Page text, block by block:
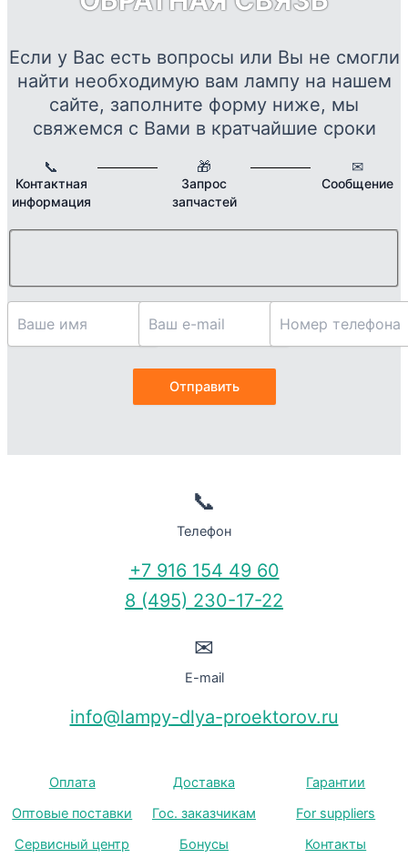
Если у Вас есть вопросы или Вы не смогли
найти необходимую вам лампу на нашем
сайте, заполните форму ниже, мы
свяжемся с Вами в кратчайшие сроки
📞
Контактная
информация
🎁
Запрос
запчастей
✉
Сообщение
📞
Телефон
+7 916 154 49 60
8 (495) 230-17-22
✉
E-mail
info@lampy-dlya-proektorov.ru
Оплата Доставка
Гарантии
Оптовые поставки
Гос. заказчикам
For suppliers
Сервисный центр
Бонусы Контакты